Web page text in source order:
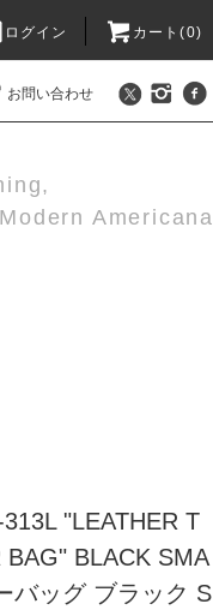
ログイン カート(0)
お問い合わせ
Americana
"LEATHER T
BAG" BLACK SMA
バッグ ブラック S